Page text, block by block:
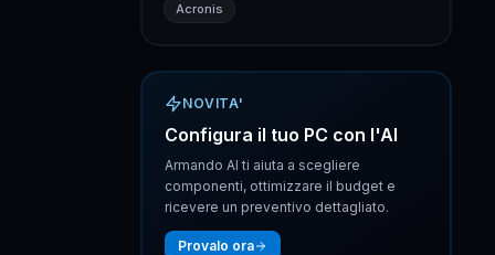
Acronis
NOVITA'
Configura il tuo PC con l'AI
Armando AI ti aiuta a scegliere
componenti, ottimizzare il budget e
ricevere un preventivo dettagliato.
Provalo ora